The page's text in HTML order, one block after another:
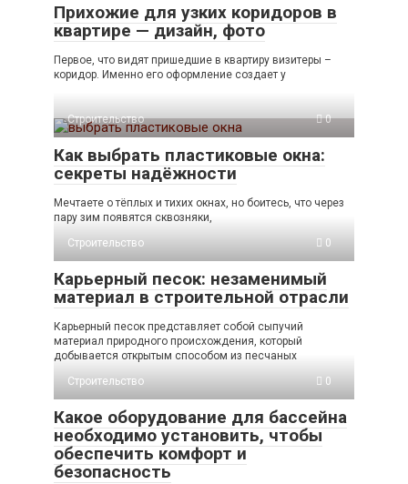
Прихожие для узких коридоров в
квартире — дизайн, фото
Первое, что видят пришедшие в квартиру визитеры –
коридор. Именно его оформление создает у
Строительство 0
Как выбрать пластиковые окна:
секреты надёжности
Мечтаете о тёплых и тихих окнах, но боитесь, что через
пару зим появятся сквозняки,
Строительство
0
Карьерный песок: незаменимый
материал в строительной отрасли
Карьерный песок представляет собой сыпучий
материал природного происхождения, который
добывается открытым способом из песчаных
Строительство
0
Какое оборудование для бассейна
необходимо установить, чтобы
обеспечить комфорт и
безопасность